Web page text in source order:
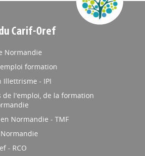
Carif-Oref
Normandie
formation
Illettrisme - IPI
de l'emploi, de la formation
Normandie - TMF
- RCO